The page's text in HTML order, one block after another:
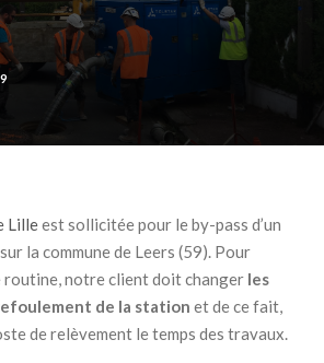
Lilleest sollicitée pour le by-pass d’un
la commune de Leers (59). Pour
notre client doit changer les
de la station et de ce fait,
de relèvement le temps des travaux.